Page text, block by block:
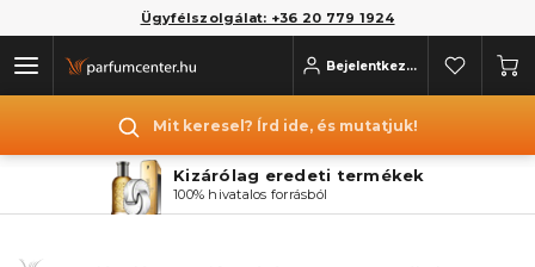
Ügyfélszolgálat: +36 20 779 1924
Bejelentkezés
Mit keresel? Írd ide, és mutatjuk!
Kizárólag eredeti termékek
100% hivatalos forrásból